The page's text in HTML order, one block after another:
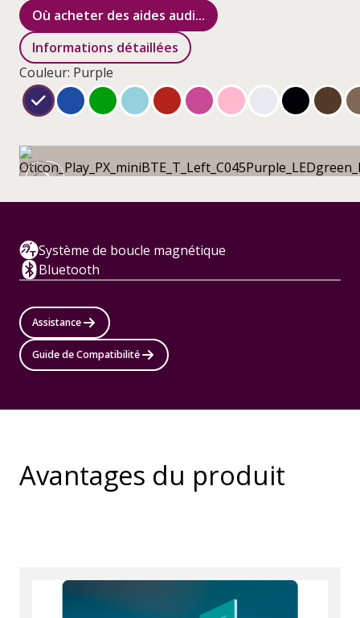
Où acheter des aides audi...
Informations détaillées
Couleur: Purple
Système de boucle magnétique
Bluetooth
Assistance
Guide de Compatibilité
Avantages du produit